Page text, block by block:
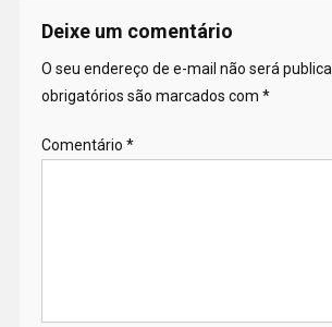
Deixe um comentário
O seu endereço de e-mail não será
obrigatórios são marcados com *
Comentário *